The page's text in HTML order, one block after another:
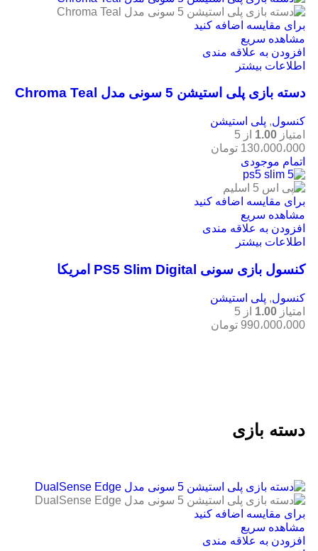
برای مقایسه اضافه کنید
مشاهده سریع
افزودن به علاقه مندی
اطلاعات بیشتر
دسته بازی پلی استیشن 5 سونی مدل Chroma Teal
کنسول, پلی استیشن
امتیاز 1.00 از 5
130،000،000 تومان
اتمام موجودی
برای مقایسه اضافه کنید
مشاهده سریع
افزودن به علاقه مندی
اطلاعات بیشتر
کنسول بازی سونی PS5 Slim Digital امریکا
کنسول, پلی استیشن
امتیاز 1.00 از 5
990،000،000 تومان
دسته بازی
برای مقایسه اضافه کنید
مشاهده سریع
افزودن به علاقه مندی